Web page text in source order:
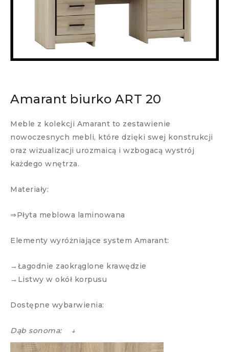
Amarant biurko ART 20
Meble z kolekcji Amarant to zestawienie
nowoczesnych mebli, które dzięki swej konstrukcji
oraz wizualizacji urozmaicą i wzbogacą wystrój
każdego wnętrza.
Materiały:
⇒Płyta meblowa laminowana
Elementy wyróżniające system Amarant:
→Łagodnie zaokrąglone krawędzie
→Listwy w okół korpusu
Dostępne wybarwienia:
Dąb sonoma: ↓